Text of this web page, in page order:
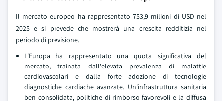
Il mercato europeo ha rappresentato 753,9 milioni di USD nel
2025 e si prevede che mostrerà una crescita redditizia nel
periodo di previsione.
L'Europa ha rappresentato una quota significativa del
mercato, trainata dall'elevata prevalenza di malattie
cardiovascolari e dalla forte adozione di tecnologie
diagnostiche cardiache avanzate. Un'infrastruttura sanitaria
ben consolidata, politiche di rimborso favorevoli e la diffusa